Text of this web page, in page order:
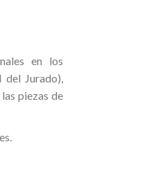
en los
del Jurado),
piezas de